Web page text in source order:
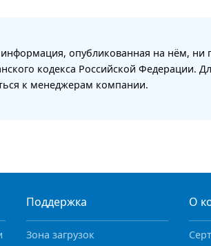
опубликованная на нём, ни
кодекса Российской Федерации.
к менеджерам компании.
Поддержка
Зона загрузок
О